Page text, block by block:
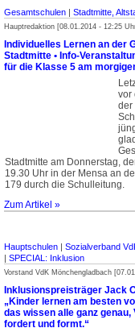
Gesamtschulen | Stadtmitte,
Hauptredaktion [08.01.2014 - 12:25
Individuelles Lernen an der
Stadtmitte • Info-
für die Klasse 5 am
vor
der
Stadtmitte am Donnerstag,
19.30 Uhr in der Mensa an
179 durch die Schul­leitung.
Zum Artikel »
Hauptschulen | Sozialverband
| SPECIAL: Inklusion
Vorstand VdK Mönchengladbach
Inklusionspreisträger Jack
„Kinder lernen am besten
das wissen alle ganz
fordert und formt.“